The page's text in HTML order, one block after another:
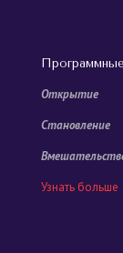
Открытие
Становление
Узнать больше